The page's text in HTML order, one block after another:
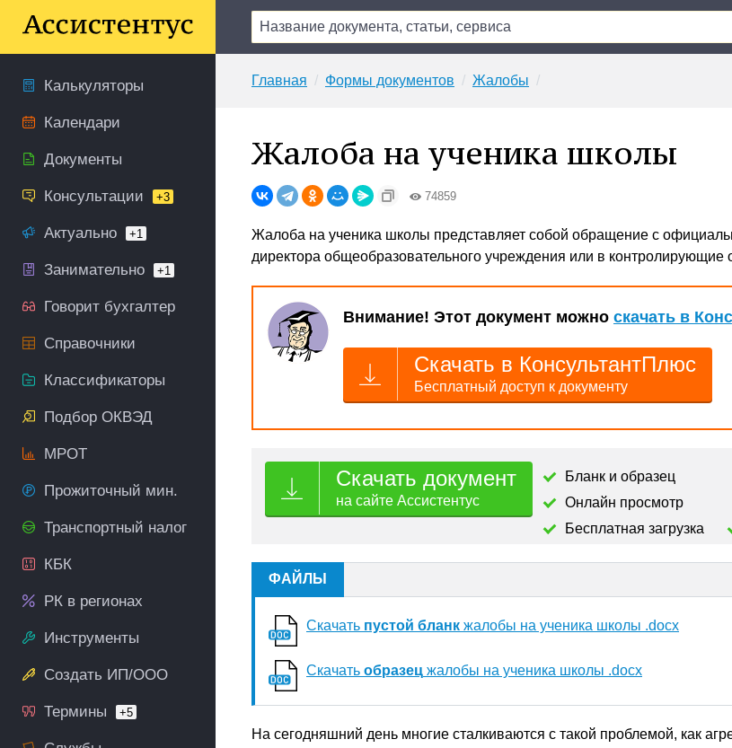
Калькуляторы
Календари
Документы
Консультации +3
Актуально +1
Занимательно +1
Говорит бухгалтер
Справочники
Классификаторы
Подбор ОКВЭД
МРОТ
Прожиточный мин.
Транспортный налог
КБК
РК в регионах
Инструменты
Создать ИП/ООО
Термины +5
Главная Формы документов Жалобы
Жалоба на ученика школы
74859
Жалоба на ученика школы представляет собой обращение с
директора общеобразовательного учреждения или в контролирующие
Внимание! Этот документ можно скачать в
Скачать в КонсультантПлюс
Бесплатный доступ к документу
Скачать документ
на сайте Ассистентус
Бланк и образец
Онлайн просмотр
Бесплатная загрузка
ФАЙЛЫ
Скачать пустой бланк жалобы на ученика школы .docx
Скачать образец жалобы на ученика школы .docx
На сегодняшний день многие сталкиваются с такой проблемой, как